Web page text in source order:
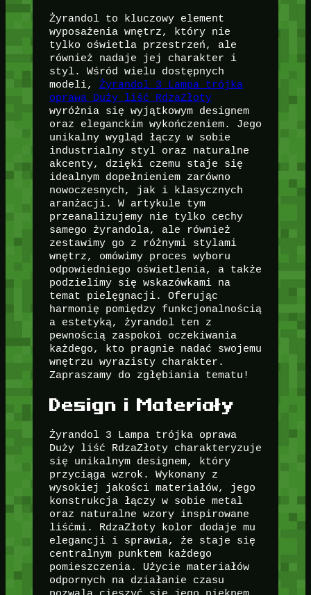
Żyrandol to kluczowy element
wyposażenia wnętrz, który nie
tylko oświetla przestrzeń, ale
również nadaje jej charakter i
styl. Wśród wielu dostępnych
modeli, Żyrandol 3 Lampa trójka
oprawa Duży liść RdzaZłoty
wyróżnia się wyjątkowym designem
oraz eleganckim wykończeniem. Jego
unikalny wygląd łączy w sobie
industrialny styl oraz naturalne
akcenty, dzięki czemu staje się
idealnym dopełnieniem zarówno
nowoczesnych, jak i klasycznych
aranżacji. W artykule tym
przeanalizujemy nie tylko cechy
samego żyrandola, ale również
zestawimy go z różnymi stylami
wnętrz, omówimy proces wyboru
odpowiedniego oświetlenia, a także
podzielimy się wskazówkami na
temat pielęgnacji. Oferując
harmonię pomiędzy funkcjonalnością
a estetyką, żyrandol ten z
pewnością zaspokoi oczekiwania
każdego, kto pragnie nadać swojemu
wnętrzu wyrazisty charakter.
Zapraszamy do zgłębiania tematu!
Design i Materiały
Żyrandol 3 Lampa trójka oprawa
Duży liść RdzaZłoty charakteryzuje
się unikalnym designem, który
przyciąga wzrok. Wykonany z
wysokiej jakości materiałów, jego
konstrukcja łączy w sobie metal
oraz naturalne wzory inspirowane
liśćmi. RdzaZłoty kolor dodaje mu
elegancji i sprawia, że staje się
centralnym punktem każdego
pomieszczenia. Użycie materiałów
odpornych na działanie czasu